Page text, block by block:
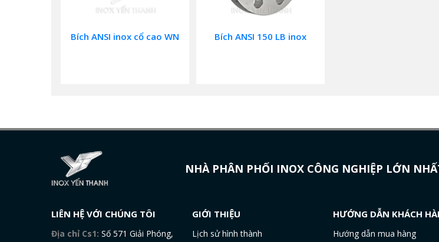
Bích ANSI inox cổ cao WN Bích ANSI 150 LB inox
NHÀ PHÂN PHỐI INOX CÔNG NGHIỆP LỚN
LIÊN HỆ VỚI CHÚNG TÔI
Địa chỉ Cs1: Số 571 Giải Phóng,
GIỚI THIỆU
Lịch sử hình thành
HƯỚNG DẪN KHÁCH
Hướng dẫn mua hàng